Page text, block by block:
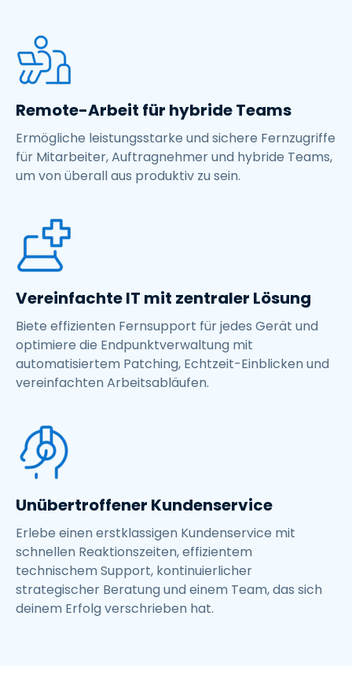
Remote-Arbeit für hybride Teams
Ermögliche leistungsstarke und sichere Fernzugriffe
für Mitarbeiter, Auftragnehmer und hybride Teams,
um von überall aus produktiv zu sein.
Vereinfachte IT mit zentraler Lösung
Biete effizienten Fernsupport für jedes Gerät und
optimiere die Endpunktverwaltung mit
automatisiertem Patching, Echtzeit-Einblicken und
vereinfachten Arbeitsabläufen.
Unübertroffener Kundenservice
Erlebe einen erstklassigen Kundenservice mit
schnellen Reaktionszeiten, effizientem
technischem Support, kontinuierlicher
strategischer Beratung und einem Team, das sich
deinem Erfolg verschrieben hat.